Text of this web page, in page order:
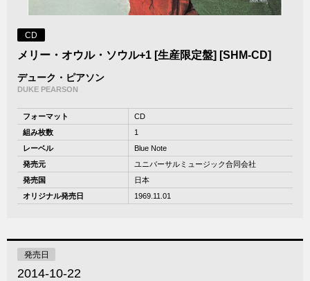
CD
メリー・オウル・ソウル+1 [生産限定盤] [SHM-CD]
デューク・ピアソン
DUKE PEARSON
フォーマット
CD
組み枚数
1
レーベル
Blue Note
発売元
ユニバーサルミュージック合同会社
発売国
日本
オリジナル発売日
1969.11.01
発売日
2014-10-22